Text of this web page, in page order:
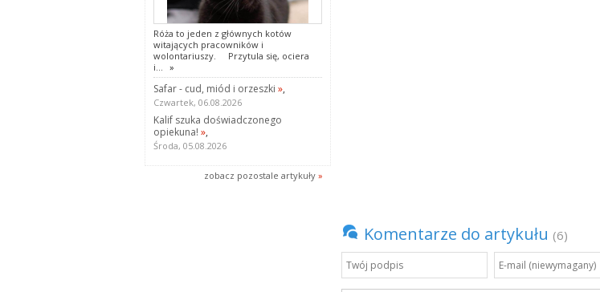
Róża to jeden z głównych kotów
witających pracowników i
wolontariuszy. Przytula się, ociera
i... »
Safar - cud, miód i orzeszki »,
Czwartek, 06.08.2026
Kalif szuka doświadczonego
opiekuna! »,
Środa, 05.08.2026
zobacz pozostale artykuły »
Komentarze do artykułu (6)